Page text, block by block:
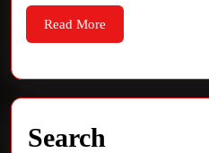
Read More
Search